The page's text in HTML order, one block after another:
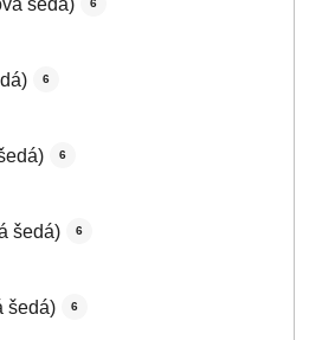
6
6
6
šedá) 6
šedá) 6